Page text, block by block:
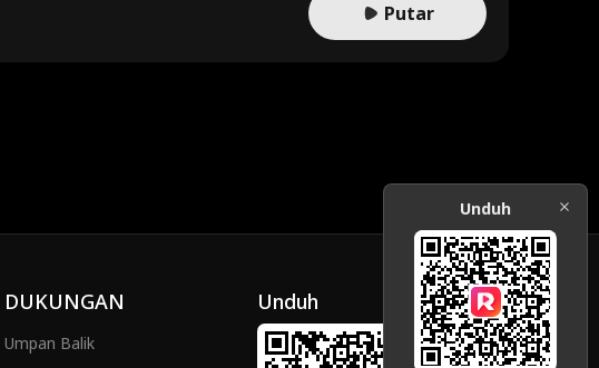
Putar
DUKUNGAN
Umpan Balik
Unduh
Unduh